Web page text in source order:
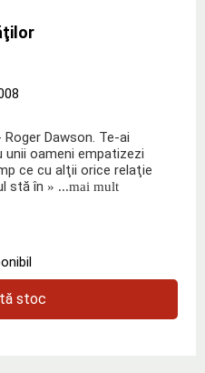
Dawson. Te-ai
oameni empatizezi
ce cu alţii orice relaţie
stă în » ...mai mult
stoc